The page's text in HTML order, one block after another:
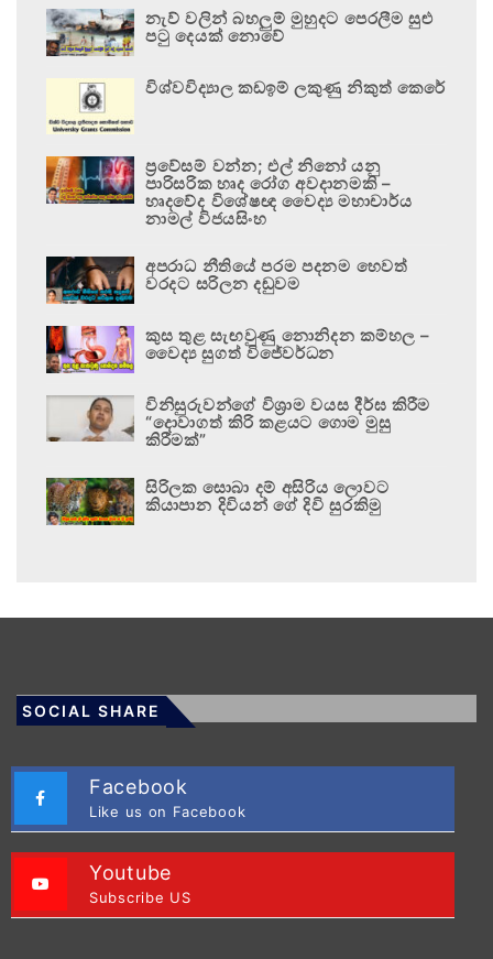
නැව් වලින් බහලුම් මුහුදට පෙරලීම සුළු
පටු දෙයක් නොවේ
විශ්වවිද්‍යාල කඩඉම් ලකුණු නිකුත් කෙරේ
ප්‍රවේසම් වන්න; එල් නිනෝ යනු
පාරිසරික හෘද රෝග අවදානමකි –
හෘදවේද විශේෂඥ වෛද්‍ය මහාචාර්ය
නාමල් විජයසිංහ
අපරාධ නීතියේ පරම පදනම හෙවත්
වරදට සරිලන දඬුවම
කුස තුළ සැඟවුණු නොනිදන කම්හල –
වෛද්‍ය සුගත් විජේවර්ධන
විනිසුරුවන්ගේ විශ්‍රාම වයස දීර්ඝ කිරීම
“දොවාගත් කිරි කළයට ගොම මුසු
කිරීමක්”
සිරිලක සොබා දම් අසිරිය ලොවට
කියාපාන දිවියන් ගේ දිවි සුරකිමු
SOCIAL SHARE
Facebook
Like us on Facebook
Youtube
Subscribe US